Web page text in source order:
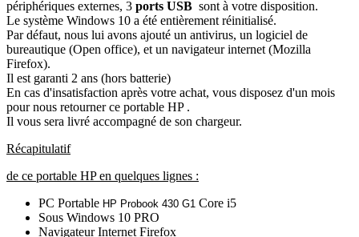
périphériques externes, 3 ports USB sont à votre disposition.
Le système Windows 10 a été entièrement réinitialisé.
Par défaut, nous lui avons ajouté un antivirus, un logiciel de
bureautique (Open office), et un navigateur internet (Mozilla
Firefox).
Il est garanti 2 ans (hors batterie)
En cas d'insatisfaction après votre achat, vous disposez d'un mois
pour nous retourner ce portable HP .
Il vous sera livré accompagné de son chargeur.
Récapitulatif
de ce portable HP en quelques lignes :
PC Portable HP Probook 430 G1 Core i5
Sous Windows 10 PRO
Navigateur Internet Firefox